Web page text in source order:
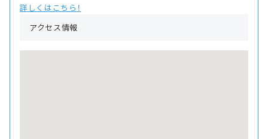
詳しくはこちら！
アクセス情報